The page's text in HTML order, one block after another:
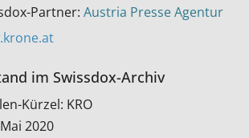
Partner: Austria Presse Agentur
im Swissdox-Archiv​
Kürzel: KRO
2020